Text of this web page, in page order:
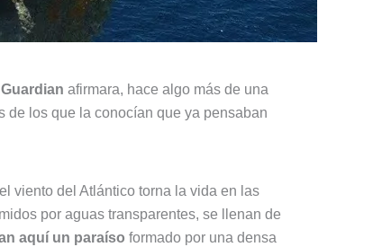
afirmara, hace algo más de una
de los que la conocían que ya pensaban
viento del Atlántico torna la vida en las
por aguas transparentes, se llenan de
aquí un paraíso formado por una densa